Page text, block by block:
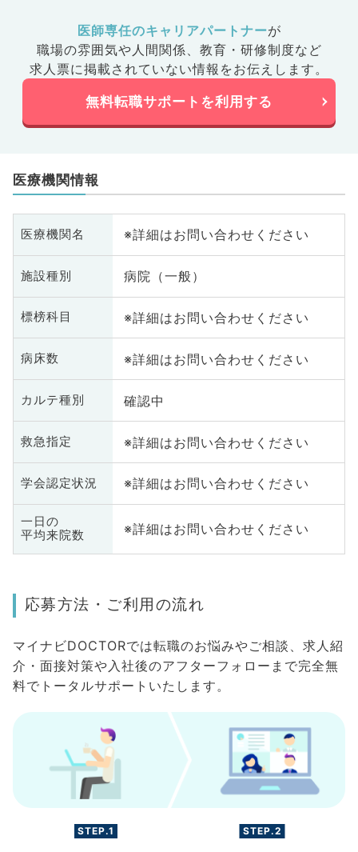
医師専任のキャリアパートナーが
職場の雰囲気や人間関係、 教育・研修制度など
求人票に掲載されていない情報をお伝えします。
無料転職サポートを利用する
医療機関情報
医療機関名 ※詳細はお問い合わせください
施設種別 病院（一般）
標榜科目 ※詳細はお問い合わせください
病床数 ※詳細はお問い合わせください
カルテ種別 確認中
救急指定 ※詳細はお問い合わせください
学会認定状況 ※詳細はお問い合わせください
一日の
平均来院数
※詳細はお問い合わせください
応募方法・ご利用の流れ
マイナビDOCTORでは転職のお悩みやご相談、求人紹
介・面接対策や入社後のアフターフォローまで完全無
料でトータルサポートいたします。
STEP.1 STEP.2